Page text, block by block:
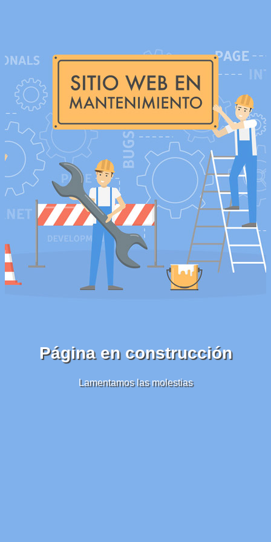
Página en construcción
Lamentamos las molestias